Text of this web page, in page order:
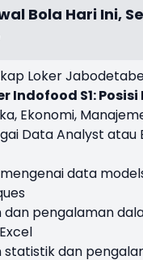
Bola Hari Ini,
Loker
Indofood S1:
Ekonomi,
Data Analyst atau
data
dan pengalaman
statistik dan